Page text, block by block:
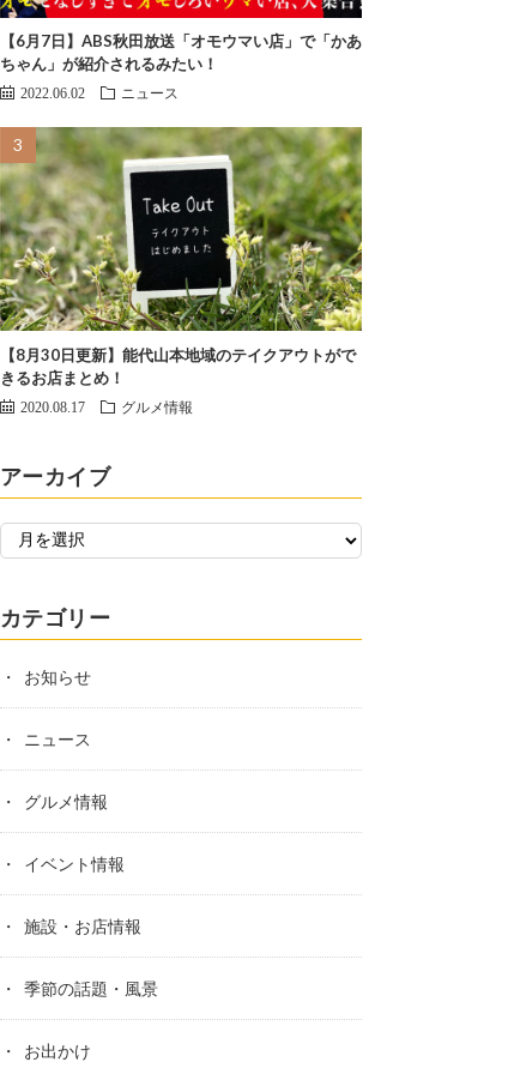
【6月7日】ABS秋田放送「オモウマい店」で「かあ
ちゃん」が紹介されるみたい！
2022.06.02 ニュース
【8月30日更新】能代山本地域のテイクアウトがで
きるお店まとめ！
2020.08.17 グルメ情報
アーカイブ
カテゴリー
お知らせ
ニュース
グルメ情報
イベント情報
施設・お店情報
季節の話題・風景
お出かけ